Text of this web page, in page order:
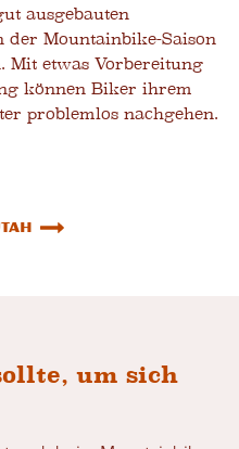
ausgebauten
der Mountainbike-Saison
Mit etwas Vorbereitung
können Biker ihrem
problemlos nachgehen.
um sich